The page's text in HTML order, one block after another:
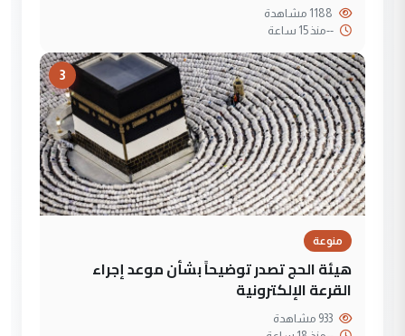
--منذ 15 ساعة
3
منوعة
هيئة الحج تصدر توضيحاً بشأن موعد إجراء
القرعة الإلكترونية